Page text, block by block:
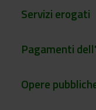
Servizi erogati
Pagamenti
Opere